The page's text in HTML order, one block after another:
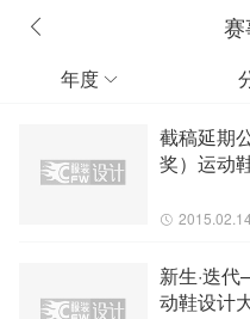
年度 
截稿延期
奖）运动
新生·迭
动鞋设计